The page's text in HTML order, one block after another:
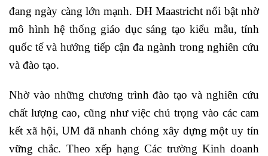
đang ngày càng lớn mạnh. ĐH Maastricht nổi bật nhờ
mô hình hệ thống giáo dục sáng tạo kiểu mẫu, tính
quốc tế và hướng tiếp cận đa ngành trong nghiên cứu
và đào tạo.
Nhờ vào những chương trình đào tạo và nghiên cứu
chất lượng cao, cũng như việc chú trọng vào các cam
kết xã hội, UM đã nhanh chóng xây dựng một uy tín
vững chắc. Theo xếp hạng Các trường Kinh doanh